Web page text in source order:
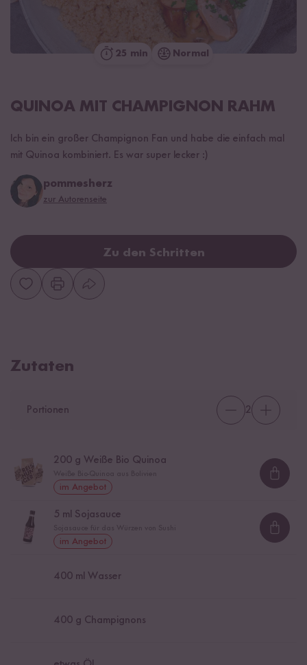
25 min Normal
QUINOA MIT CHAMPIGNON RAHM
Ich bin ein großer Champignon Fan und habe die einfach mal
mit Quinoa kombiniert. Es war super lecker :)
pommesherz
zur Autorenseite
Zu den Schritten
Zutaten
Portionen 2
200 g Weiße Bio Quinoa
im Angebot
5 ml Sojasauce
im Angebot
400 ml Wasser
400 g Champignons